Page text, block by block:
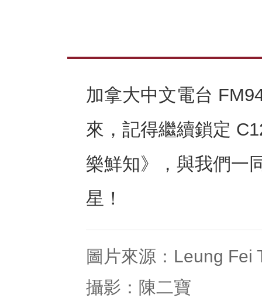
加拿大中文電台
來，記得繼續鎖定
樂鮮知》，與我們一
星！
圖片來源：Leung Fei
攝影：陳二寶